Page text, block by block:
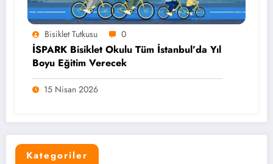
Bisiklet Tutkusu 0
İSPARK Bisiklet Okulu Tüm İstanbul’da Yıl
Boyu Eğitim Verecek
15 Nisan 2026
Kategoriler